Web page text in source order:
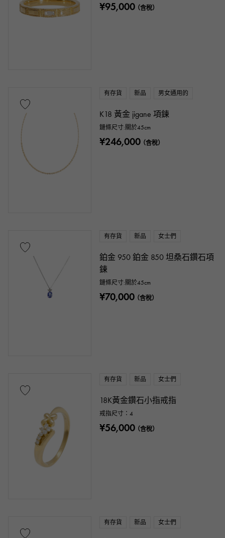
¥95,000（含稅）
有存貨 新品 男女通用的
K18 黃金 jigane 項鍊
鏈條尺寸:關於45cm
¥246,000（含稅）
有存貨 新品 女士們
鉑金 950 鉑金 850 坦桑石鑽石項
鍊
鏈條尺寸:關於45cm
¥70,000（含稅）
有存貨 新品 女士們
18K黃金鑽石小指戒指
戒指尺寸：4
¥56,000（含稅）
有存貨 新品 女士們